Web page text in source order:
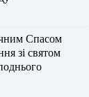
Спасом
зі святом